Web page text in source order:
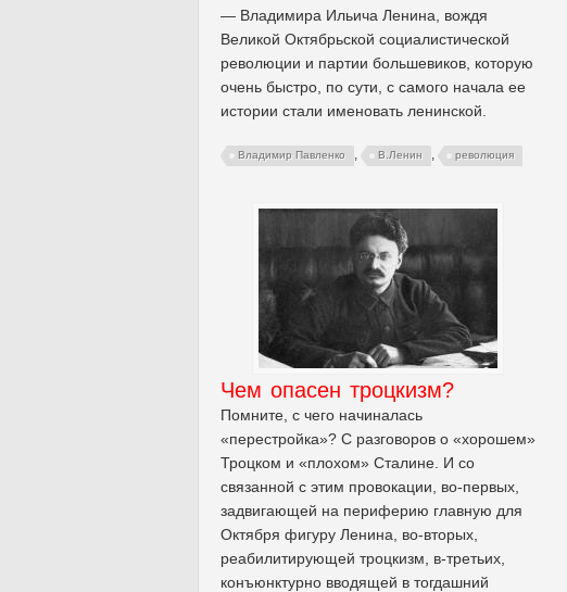
— Владимира Ильича Ленина, вождя
Великой Октябрьской социалистической
революции и партии большевиков, которую
очень быстро, по сути, с самого начала ее
истории стали именовать ленинской.
Владимир Павленко , В.Ленин , революция
Чем опасен троцкизм?
Помните, с чего начиналась
«перестройка»? С разговоров о «хорошем»
Троцком и «плохом» Сталине. И со
связанной с этим провокации, во-первых,
задвигающей на периферию главную для
Октября фигуру Ленина, во-вторых,
реабилитирующей троцкизм, в-третьих,
конъюнктурно вводящей в тогдашний